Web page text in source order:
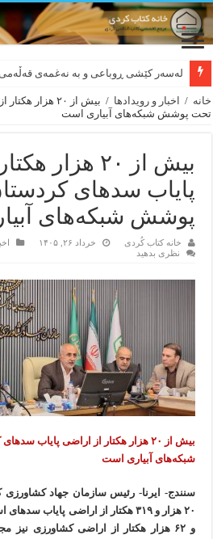
لەسەر کێشی ڕوباعی و به نەغمەی
بورجە بێ دەلاقەکان نازانن دەرەوە چەند
خانه / اخبار و رویدادها /
بیش از ۲۰
تحت پوشش شبکه‌های آبیاری است
بیش از ۲۰
پایاب سدهای
پوشش شبکه‌های
خانه کتاب کُردی خرداد ۲۶, ۱۴۰۵
نظری بدهید
بیش از ۲۰ هزار هکتار از اراضی
شبکه‌های آبیاری است
سنندج- ایرنا- رئیس سازمان جهاد
۲۰ هزار و ۳۱۹ هکتار از اراضی
و ۶۲ هزار هکتار از اراضی کشاورزی نیز